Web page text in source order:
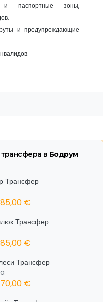
и паспортные зоны,
и предупреждающие
в Бодрум
Трансфер
85,00 €
Трансфер
85,00 €
Трансфер
70,00 €